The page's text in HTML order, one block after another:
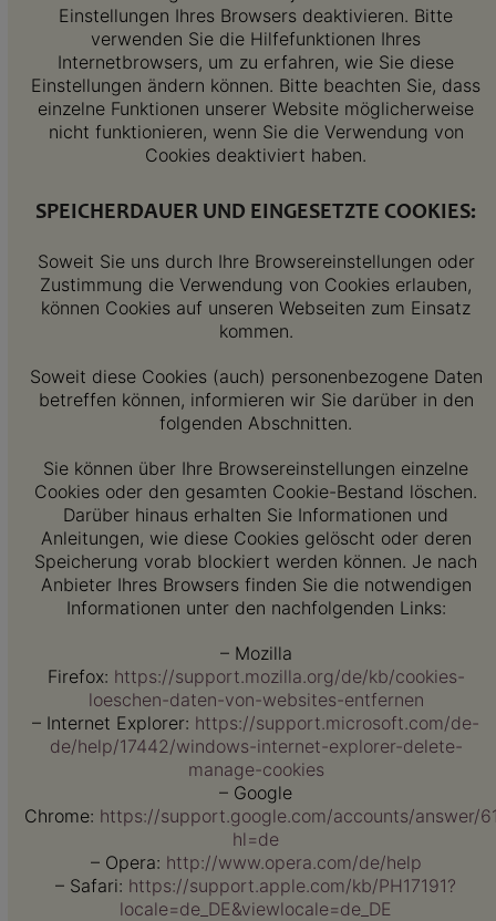
Einstellungen Ihres Browsers deaktivieren. Bitte
verwenden Sie die Hilfefunktionen Ihres
Internetbrowsers, um zu erfahren, wie Sie diese
Einstellungen ändern können. Bitte beachten Sie, dass
einzelne Funktionen unserer Website möglicherweise
nicht funktionieren, wenn Sie die Verwendung von
Cookies deaktiviert haben.
SPEICHERDAUER UND EINGESETZTE COOKIES:
Soweit Sie uns durch Ihre Browsereinstellungen oder
Zustimmung die Verwendung von Cookies erlauben,
können Cookies auf unseren Webseiten zum Einsatz
kommen.
Soweit diese Cookies (auch) personenbezogene Daten
betreffen können, informieren wir Sie darüber in den
folgenden Abschnitten.
Sie können über Ihre Browsereinstellungen einzelne
Cookies oder den gesamten Cookie-Bestand löschen.
Darüber hinaus erhalten Sie Informationen und
Anleitungen, wie diese Cookies gelöscht oder deren
Speicherung vorab blockiert werden können. Je nach
Anbieter Ihres Browsers finden Sie die notwendigen
Informationen unter den nachfolgenden Links:
– Mozilla
Firefox: https://support.mozilla.org/de/kb/cookies-
loeschen-daten-von-websites-entfernen
– Internet Explorer: https://support.microsoft.com/de-
de/help/17442/windows-internet-explorer-delete-
manage-cookies
– Google
Chrome: https://support.google.com/accounts/answer/
hl=de
– Opera: http://www.opera.com/de/help
– Safari: https://support.apple.com/kb/PH17191?
locale=de_DE&viewlocale=de_DE